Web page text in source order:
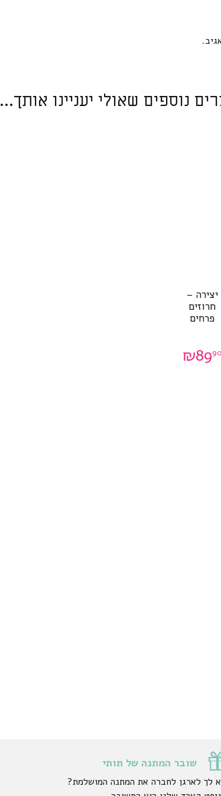
נוספים שאולי יעניינו אותך...
יצירה –
חרוזים
פרחים
₪8990
שובר המתנה של תותי
לך לארגן לחברה את המתנה המושלמת?